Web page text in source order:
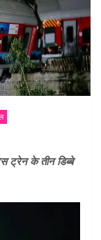
ट्रेन के तीन डिब्बे